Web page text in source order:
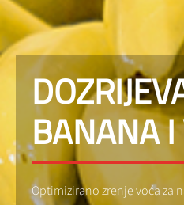
BANANA I
Optimizirano zrenje voća za